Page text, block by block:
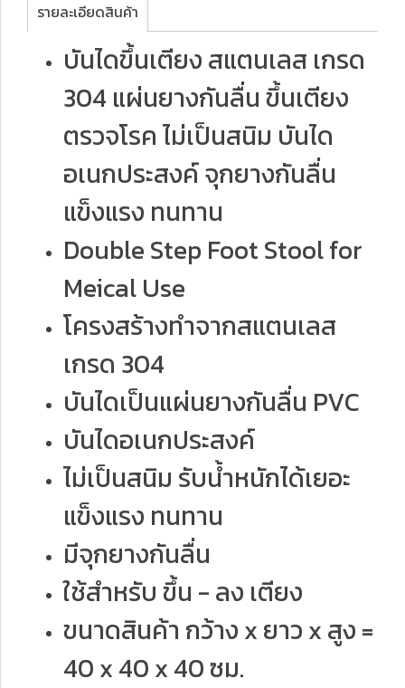
รายละเอียดสินค้า
บันไดขึ้นเตียง สแตนเลส เกรด
304 แผ่นยางกันลื่น ขึ้นเตียง
ตรวจโรค ไม่เป็นสนิม บันได
อเนกประสงค์ จุกยางกันลื่น
แข็งแรง ทนทาน
Double Step Foot Stool for
Meical Use
โครงสร้างทำจากสแตนเลส
เกรด 304
บันไดเป็นแผ่นยางกันลื่น PVC
บันไดอเนกประสงค์
ไม่เป็นสนิม รับน้ำหนักได้เยอะ
แข็งแรง ทนทาน
มีจุกยางกันลื่น
ใช้สำหรับ ขึ้น - ลง เตียง
ขนาดสินค้า กว้าง x ยาว x สูง =
40 x 40 x 40 ซม.